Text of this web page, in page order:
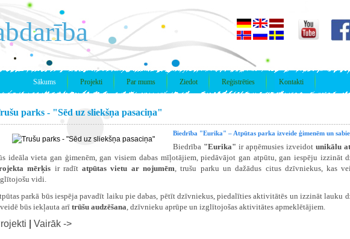
Sākums Projekti Par mums Ziedot Reģistrēties Kontakti
parks - "Sēd uz sliekšņa pasaciņa"
Biedrība "Eurika" – Atpūtas parka izveide ģimenēm un
Biedrība "Eurika" ir apņēmusies izveidot unikālu
ideāla vieta gan ģimenēm, gan visiem dabas mīļotājiem, piedāvājot gan atpūtu, gan iespēju izzināt
mērķis ir radītatpūtas vietu ar nojumēm, trušu parku un dažādus citus dzīvniekus, kas
vidi.
parkā būs iespēja pavadīt laiku pie dabas, pētīt dzīvniekus, piedalīties aktivitātēs un izzināt lauku
būs iekļauta arī trūšu audzēšana, dzīvnieku aprūpe un izglītojošas aktivitātes apmeklētājiem.
Vairāk ->